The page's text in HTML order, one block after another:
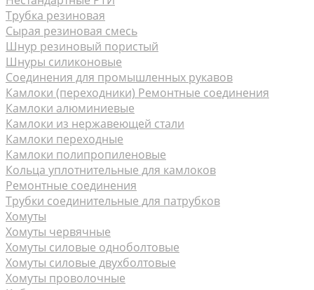
Трубка резиновая
Сырая резиновая смесь
Шнур резиновый пористый
Шнуры силиконовые
Соединения для промышленных рукавов
Камлоки (переходники) Ремонтные соединения
Камлоки алюминиевые
Камлоки из нержавеющей стали
Камлоки переходные
Камлоки полипропиленовые
Кольца уплотнительные для камлоков
Ремонтные соединения
Трубки соединительные для патрубков
Хомуты
Хомуты червячные
Хомуты силовые одноболтовые
Хомуты силовые двухболтовые
Хомуты проволочные